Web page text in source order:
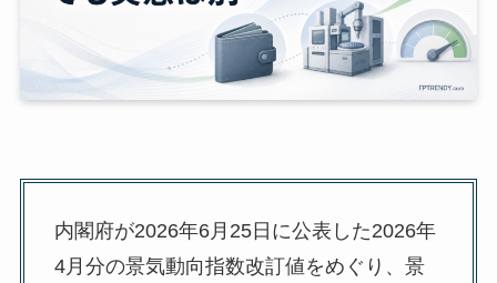
内閣府が2026年6月25日に公表した2026年
4月分の景気動向指数改訂値をめぐり、景